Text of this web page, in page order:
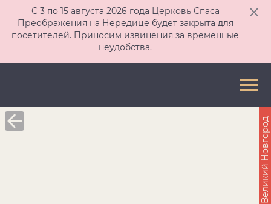
С 3 по 15 августа 2026 года Церковь Спаса
Преображения на Нередице будет закрыта для
посетителей. Приносим извинения за временные
неудобства.
Великий Новгород